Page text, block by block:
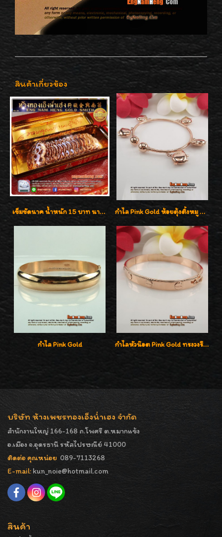
สินค้าเกี่ยวข้อง
เข็มขัดนาค น้ำหนัก 15 บาท นาค 40% งานนาคโบราณแท้ๆ จากห้างใหญ่ กำไล Pink Gold ห้อยตุ้งติ้งหมู น่ารักมากๆๆค่ะ
กำไล Pink Gold กำไลหัวน๊อต Pink Gold ทรงวงรีสวยค่ะ
บริษัท ห้างเพชรทองเอ็งน่ำเฮง จำกัด
สำนักงานใหญ่ 166-168 ถ.โพศรี ต.หมากแข้ง
อ.เมือง จ.อุดรธานี รหัสไปรษณีย์ 41000
ติดต่อ คุณหน่อย 089-7113268
E-mail: kun_noie@hotmail.com
สินค้า